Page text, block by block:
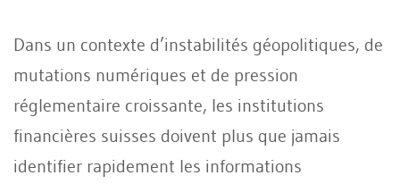
Dans un contexte d’instabilités géopolitiques, de
mutations numériques et de pression
réglementaire croissante, les institutions
financières suisses doivent plus que jamais
identifier rapidement les informations